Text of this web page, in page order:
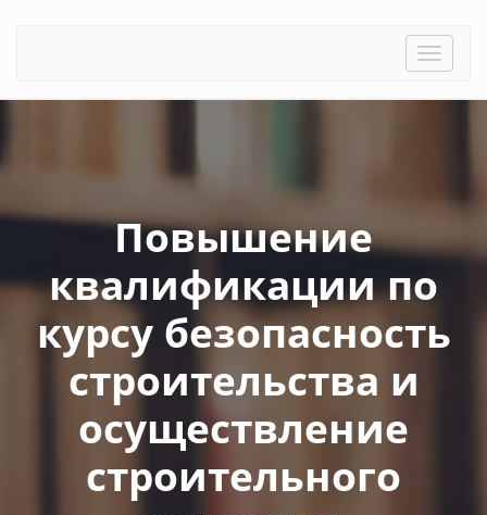
Toggle
Повышение
квалификации по
курсу безопасность
строительства и
осуществление
строительного